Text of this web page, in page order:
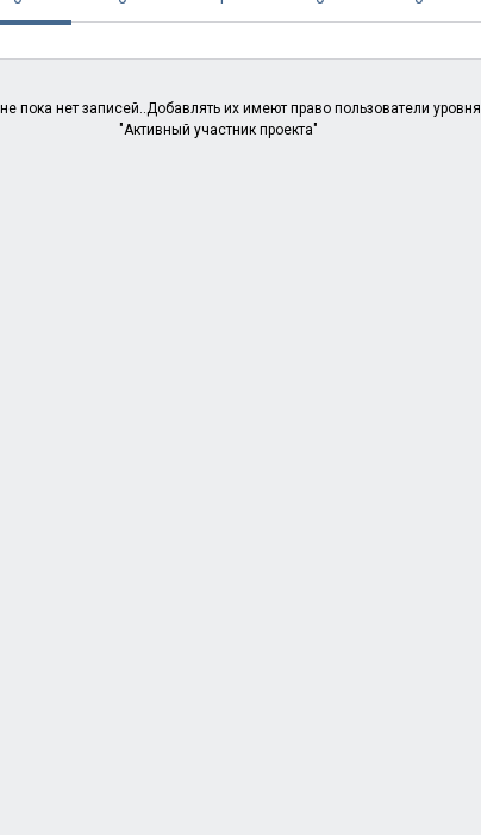
пока нет записей..Добавлять их имеют право пользователи уровня
"Активный участник проекта"